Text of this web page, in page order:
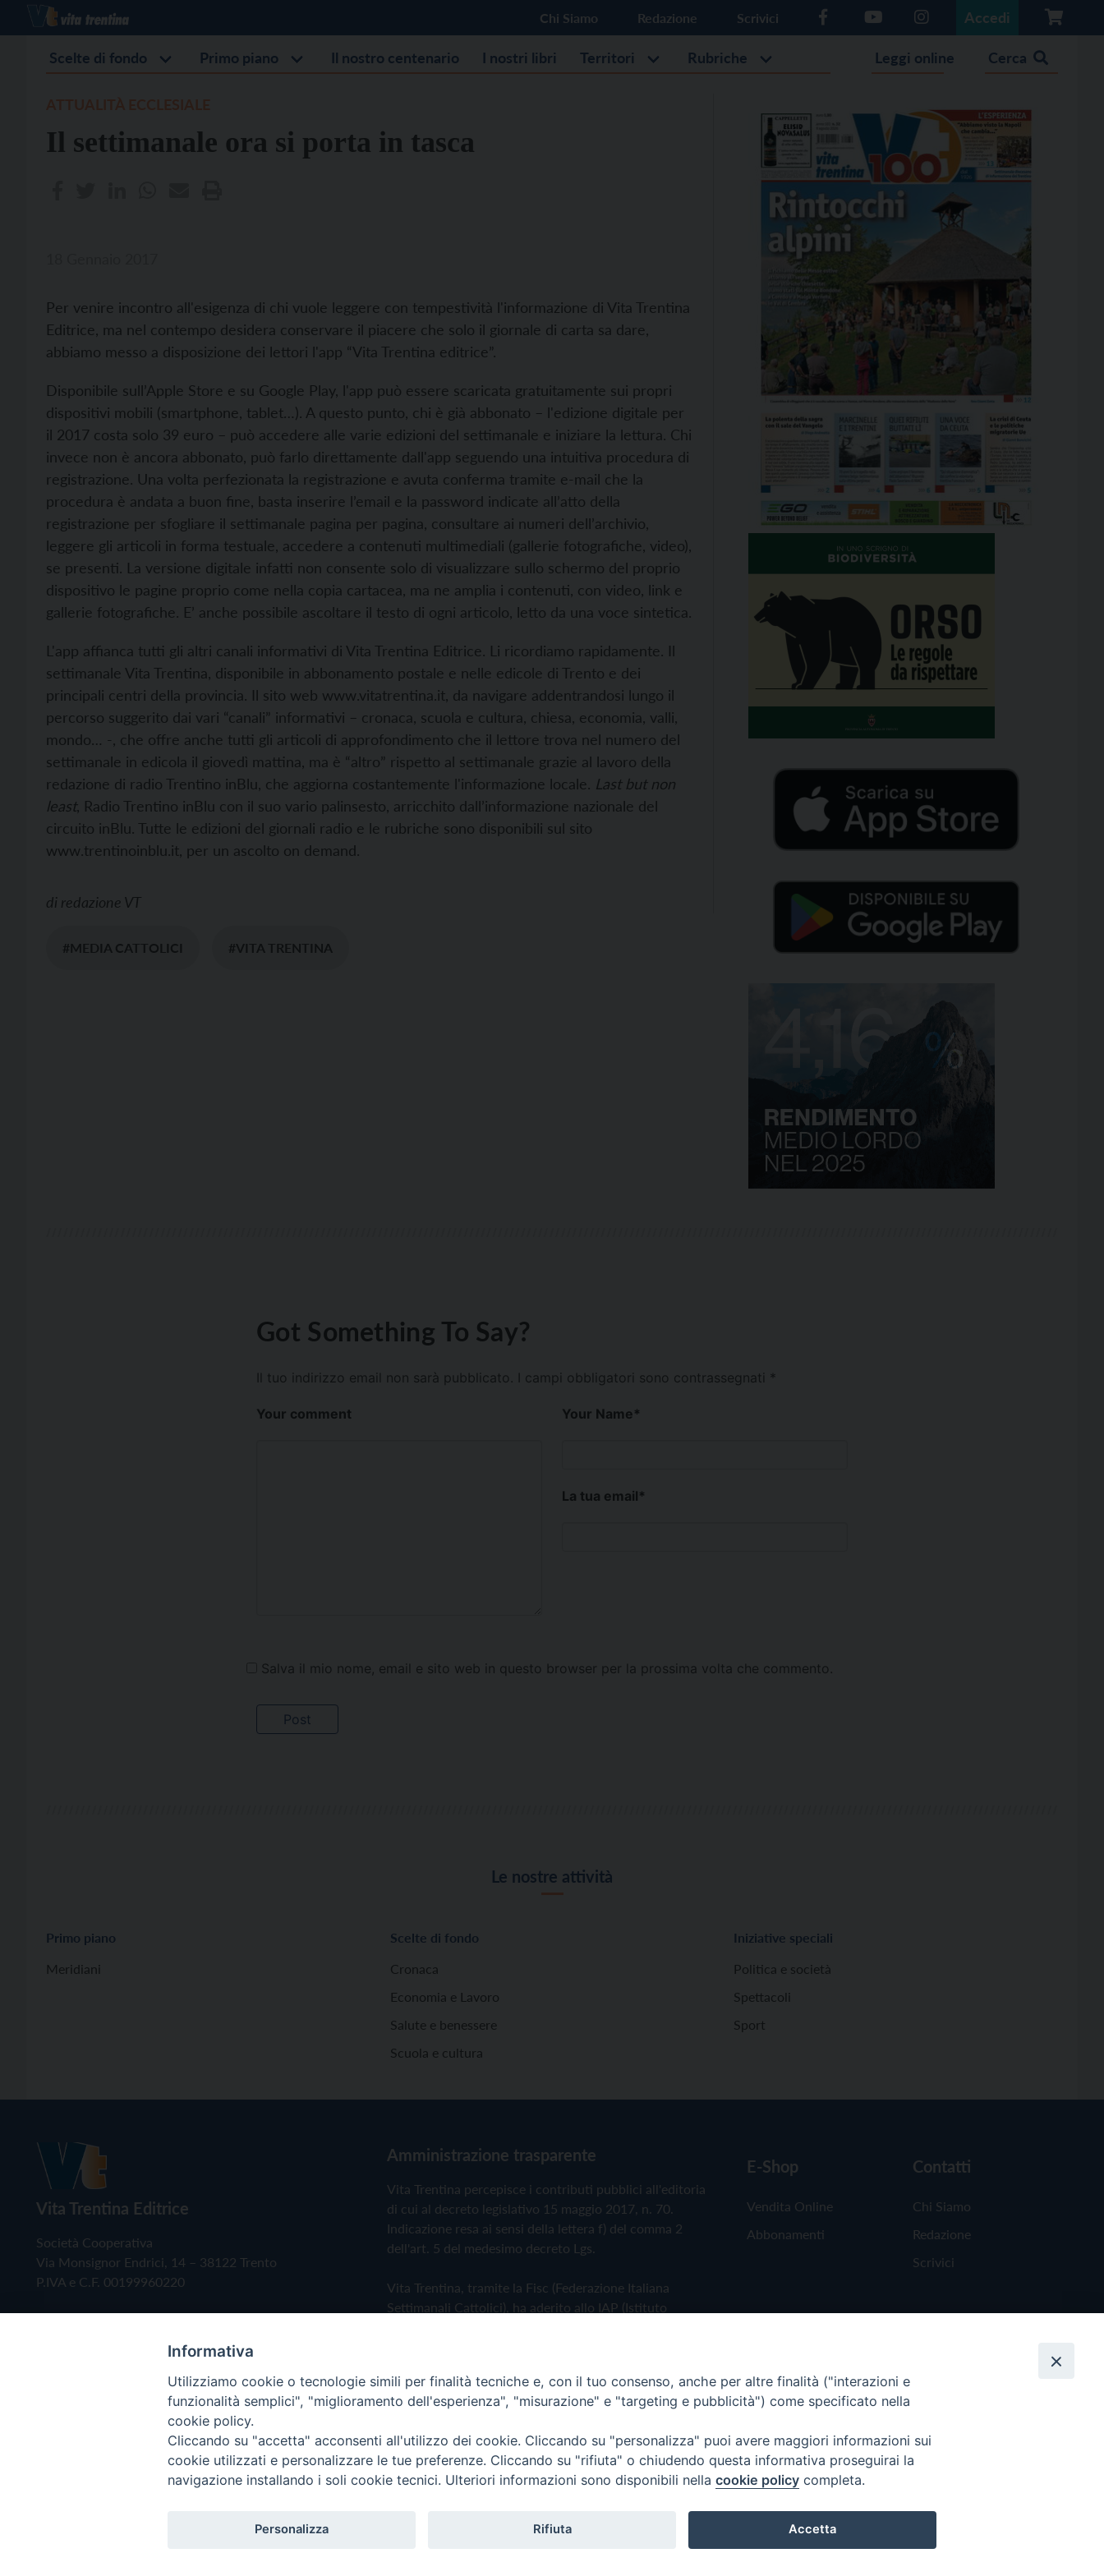
Chi Siamo Redazione Scrivici Accedi
Scelte di fondo Primo piano Il nostro centenario I nostri libri Territori Rubriche Leggi online Cerca
Il settimanale ora si porta in tasca
Per venire incontro all'esigenza di chi vuole leggere con tempestività l'informazione di Vita Trentina
Editrice, ma nel contempo desidera conservare il piacere che solo il giornale di carta sa dare,
abbiamo messo a disposizione dei lettori l'app “Vita Trentina editrice”.
Disponibile sull’Apple Store e su Google Play, l'app può essere scaricata gratuitamente sui propri
dispositivi mobili (smartphone, tablet…). A questo punto, chi è già abbonato – l'edizione digitale per
il 2017 costa solo 39 euro – può accedere alle varie edizioni del settimanale e iniziare la lettura. Chi
invece non è ancora abbonato, può farlo direttamente dall'app seguendo una intuitiva procedura di
registrazione. Una volta perfezionata la registrazione e avuta conferma tramite e-mail che la
procedura è andata a buon fine, basta inserire l’email e la password indicate all’atto della
registrazione per sfogliare il settimanale pagina per pagina, consultare ai numeri dell’archivio,
leggere gli articoli in forma testuale, accedere a contenuti multimediali (gallerie fotografiche, video),
se presenti. La versione digitale infatti non consente solo di visualizzare sullo schermo del proprio
dispositivo le pagine proprio come nella copia cartacea, ma ne amplia i contenuti, con video, link e
gallerie fotografiche. E’ anche possibile ascoltare il testo di ogni articolo, letto da una voce sintetica.
L'app affianca tutti gli altri canali informativi di Vita Trentina Editrice. Li ricordiamo rapidamente. Il
settimanale Vita Trentina, disponibile in abbonamento postale e nelle edicole di Trento e dei
principali centri della provincia. Il sito web www.vitatrentina.it, da navigare addentrandosi lungo il
percorso suggerito dai vari “canali” informativi – cronaca, scuola e cultura, chiesa, economia, valli,
mondo… -, che offre anche tutti gli articoli di approfondimento che il lettore trova nel numero del
settimanale in edicola il giovedì mattina, ma è “altro” rispetto al settimanale grazie al lavoro della
redazione di radio Trentino inBlu, che aggiorna costantemente l'informazione locale. Last but non
least, Radio Trentino inBlu con il suo vario palinsesto, arricchito dall’informazione nazionale del
circuito inBlu. Tutte le edizioni del giornali radio e le rubriche sono disponibili sul sito
www.trentinoinblu.it, per un ascolto on demand.
di redazione VT
#MEDIA CATTOLICI #VITA TRENTINA
Got Something To Say?
Il tuo indirizzo email non sarà pubblicato. I campi obbligatori sono contrassegnati *
Your comment Your Name*
La tua email*
Salva il mio nome, email e sito web in questo browser per la prossima volta che commento.
Le nostre attività
Primo piano
Meridiani
Scelte di fondo
Cronaca
Economia e Lavoro
Salute e benessere
Scuola e cultura
Iniziative speciali
Politica e società
Spettacoli
Sport
Vita Trentina Editrice
Società Cooperativa
Via Monsignor Endrici, 14 – 38122 Trento
P.IVA e C.F. 00199960220
Amministrazione trasparente
Vita Trentina percepisce i contributi pubblici all'editoria
di cui al decreto legislativo 15 maggio 2017, n. 70.
Indicazione resa ai sensi della lettera f) del comma 2
dell'art. 5 del medesimo decreto Lgs.
Vita Trentina, tramite la Fisc (Federazione Italiana
Settimanali Cattolici), ha aderito allo IAP (Istituto
Privacy Policy Cookie Policy
E-Shop
Vendita Online
Abbonamenti
Contatti
Chi Siamo
Redazione
Scrivici
Copyright © 2019 - Tutti i diritti riservati - Vita Trentina Editrice
Informativa
Utilizziamo cookie o tecnologie simili per finalità tecniche e, con il tuo consenso, anche per altre finalità ("interazioni e
funzionalità semplici", "miglioramento dell'esperienza", "misurazione" e "targeting e pubblicità") come specificato nella
cookie policy.
Cliccando su "accetta" acconsenti all'utilizzo dei cookie. Cliccando su "personalizza" puoi avere maggiori informazioni sui
cookie utilizzati e personalizzare le tue preferenze. Cliccando su "rifiuta" o chiudendo questa informativa proseguirai la
navigazione installando i soli cookie tecnici. Ulteriori informazioni sono disponibili nella cookie policy completa.
Personalizza Rifiuta Accetta